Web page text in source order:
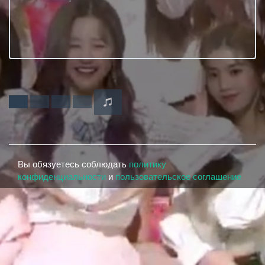
Вы обязуетесь соблюдать политику
конфиденциальности и пользовательское соглашение